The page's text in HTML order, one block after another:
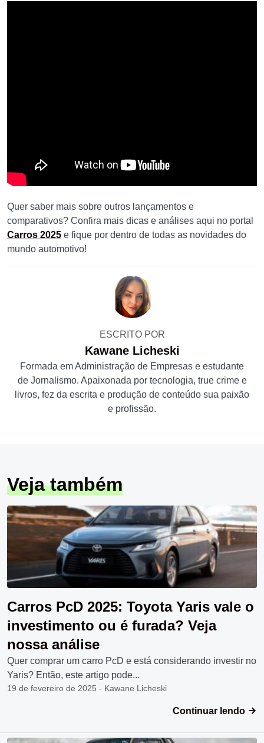
Quer saber mais sobre outros lançamentos e
comparativos? Confira mais dicas e análises aqui no portal
Carros 2025 e fique por dentro de todas as novidades do
mundo automotivo!
ESCRITO POR
Kawane Licheski
Formada em Administração de Empresas e estudante
de Jornalismo. Apaixonada por tecnologia, true crime e
livros, fez da escrita e produção de conteúdo sua paixão
e profissão.
Veja também
Carros PcD 2025: Toyota Yaris vale o
investimento ou é furada? Veja
nossa análise
Quer comprar um carro PcD e está considerando investir no
Yaris? Então, este artigo pode...
19 de fevereiro de 2025 - Kawane Licheski
Continuar lendo